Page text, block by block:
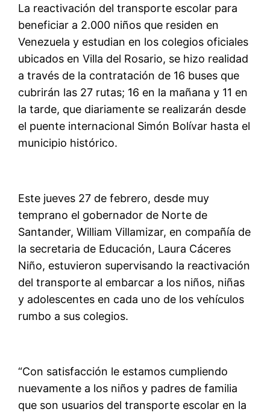
La reactivación del transporte escolar para
beneficiar a 2.000 niños que residen en
Venezuela y estudian en los colegios oficiales
ubicados en Villa del Rosario, se hizo realidad
a través de la contratación de 16 buses que
cubrirán las 27 rutas; 16 en la mañana y 11 en
la tarde, que diariamente se realizarán desde
el puente internacional Simón Bolívar hasta el
municipio histórico.
Este jueves 27 de febrero, desde muy
temprano el gobernador de Norte de
Santander, William Villamizar, en compañía de
la secretaria de Educación, Laura Cáceres
Niño, estuvieron supervisando la reactivación
del transporte al embarcar a los niños, niñas
y adolescentes en cada uno de los vehículos
rumbo a sus colegios.
“Con satisfacción le estamos cumpliendo
nuevamente a los niños y padres de familia
que son usuarios del transporte escolar en la